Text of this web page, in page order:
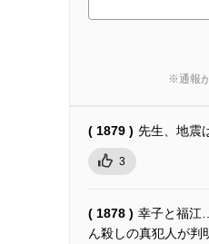
※通報
( 1879 ) 先生、地震
3
( 1878 ) 幸子と福江
ん殺しの真犯人が判